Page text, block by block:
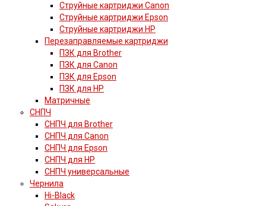
Струйные картриджи Canon
Струйные картриджи Epson
Струйные картриджи HP
Перезаправляемые картриджи
ПЗК для Brother
ПЗК для Canon
ПЗК для Epson
ПЗК для HP
Матричные
СНПЧ
СНПЧ для Brother
СНПЧ для Canon
СНПЧ для Epson
СНПЧ для HP
СНПЧ универсальные
Чернила
Hi-Black